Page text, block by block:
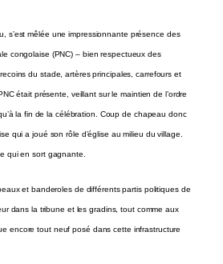
s’est mêlée une impressionnante présence des
congolaise (PNC) – bien respectueux des
du stade, artères principales, carrefours et
était présente, veillant sur le maintien de l’ordre
la fin de la célébration. Coup de chapeau donc
qui a joué son rôle d’église au milieu du village.
qui en sort gagnante.
et banderoles de différents partis politiques de
dans la tribune et les gradins, tout comme aux
encore tout neuf posé dans cette infrastructure